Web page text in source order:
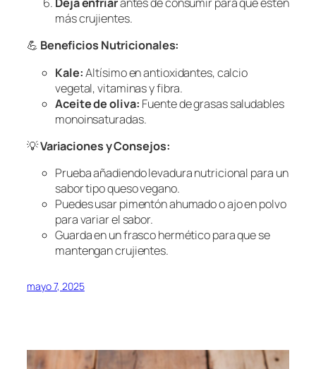
más crujientes.
💪 Beneficios Nutricionales:
Kale:Altísimo en antioxidantes, calcio
vegetal, vitaminas y fibra.
Aceite de oliva: Fuente de grasas saludables
monoinsaturadas.
💡Variaciones y Consejos:
Prueba añadiendo levadura nutricional para un
sabor tipo queso vegano.
Puedes usar pimentón ahumado o ajo en polvo
para variar el sabor.
Guarda en un frasco hermético para que se
mantengan crujientes.
mayo 7, 2025